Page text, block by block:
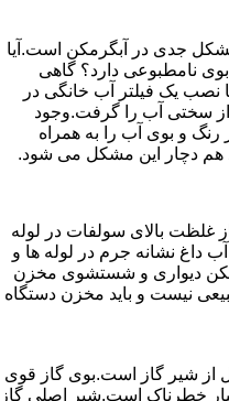
جدی در آبگرمکن است.آیا
نامطبوعی دارد؟ گاهی
نصب یک فیلتر آب خانگی در
از سختی آب را گرفت.وجود
رنگ و بوی آب را به همراه
هم دچار این مشکل می شود.
غلظت بالای سولفات در لوله
داغ نشانه جرم در لوله ها و
دیواری و شستشوی مخزن
نیست و باید مخزن دستگاه
شیر گاز است.بوی گاز قوی
خطرناک است.شیر اصلی گاز